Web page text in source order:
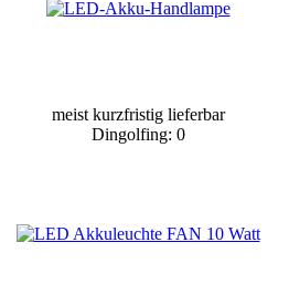
meist kurzfristig lieferbar
Dingolfing: 0